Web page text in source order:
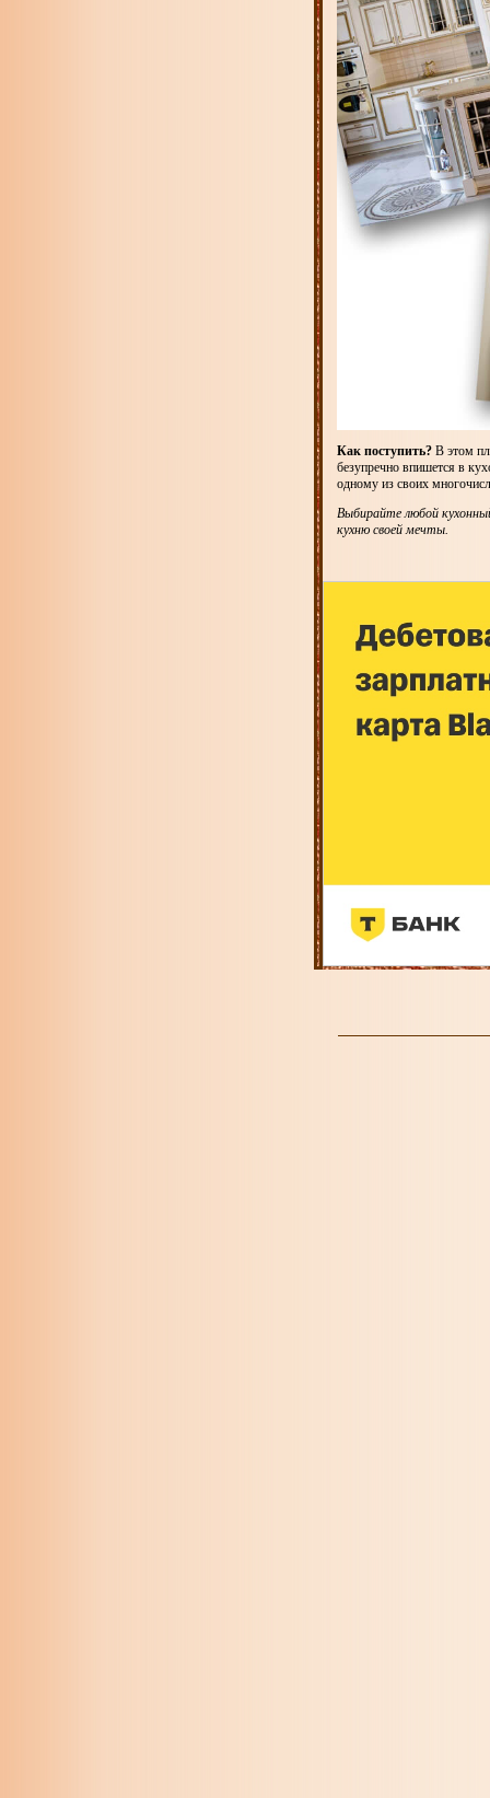
Как поступить? В этом
безупречно впишется в
одному из своих
Выбирайте любой
кухню своей мечты.